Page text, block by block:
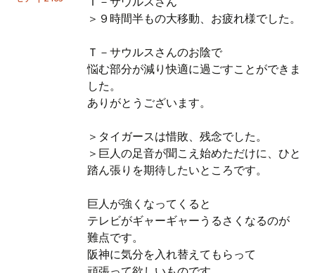
＞９時間半もの大移動、お疲れ様でした。
Ｔ－サウルスさんのお陰で
悩む部分が減り快適に過ごすことができま
した。
ありがとうございます。
＞タイガースは惜敗、残念でした。
＞巨人の足音が聞こえ始めただけに、ひと
踏ん張りを期待したいところです。
巨人が強くなってくると
テレビがギャーギャーうるさくなるのが
難点です。
阪神に気分を入れ替えてもらって